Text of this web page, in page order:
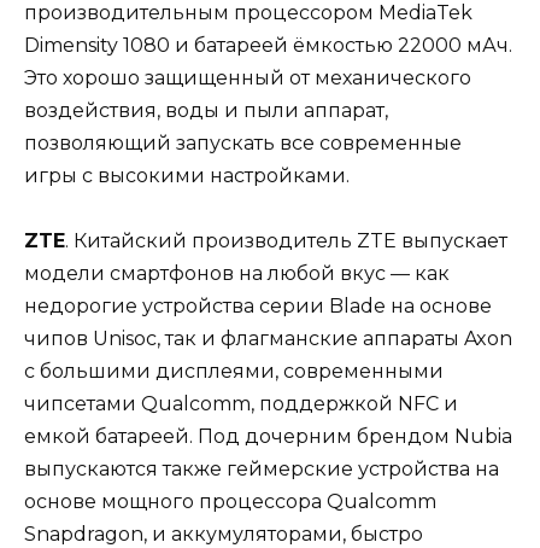
производительным процессором MediaTek
Dimensity 1080 и батареей ёмкостью 22000 мАч.
Это хорошо защищенный от механического
воздействия, воды и пыли аппарат,
позволяющий запускать все современные
игры с высокими настройками.
ZTE. Китайский производитель ZTE выпускает
модели смартфонов на любой вкус — как
недорогие устройства серии Blade на основе
чипов Unisoc, так и флагманские аппараты Axon
с большими дисплеями, современными
чипсетами Qualcomm, поддержкой NFC и
емкой батареей. Под дочерним брендом Nubia
выпускаются также геймерские устройства на
основе мощного процессора Qualcomm
Snapdragon, и аккумуляторами, быстро